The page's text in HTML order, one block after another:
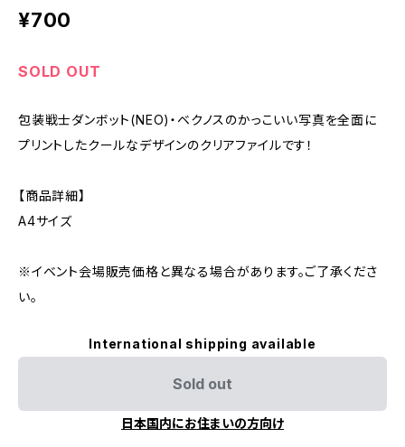
¥700
SOLD OUT
包装戦士ダンボット(NEO)・ベクノスのかっこいい写真を全面に
プリントしたクールなデザインのクリアファイルです！
【商品詳細】
A4サイズ
※イベント会場販売価格と異なる場合があります。ご了承くださ
い。
International shipping available
Sold out
日本国内にお住まいの方向け